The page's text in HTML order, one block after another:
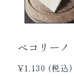
ペコリー
通
¥1,130 (税込)